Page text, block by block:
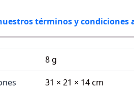
términos y condiciones
8 g
31 × 21 × 14 cm